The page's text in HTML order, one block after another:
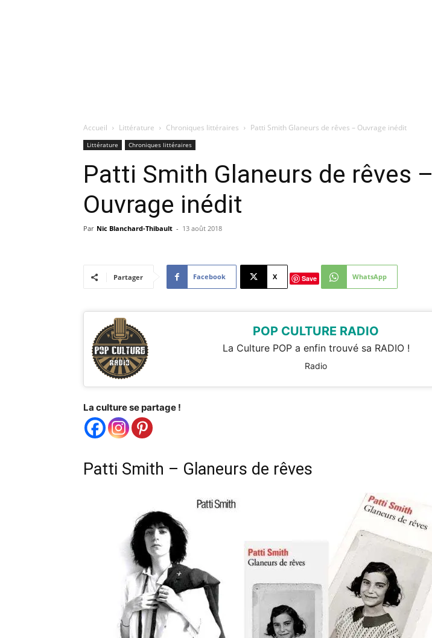
Accueil Littérature Chroniques littéraires Patti Smith Glaneurs de rêves – Ouvrage inédit
Littérature Chroniques littéraires
Patti Smith Glaneurs de rêves –
Ouvrage inédit
Par Nic Blanchard-Thibault - 13 août 2018
Partager Facebook X Save WhatsApp
POP CULTURE RADIO
La Culture POP a enfin trouvé sa RADIO !
Radio
La culture se partage !
Patti Smith – Glaneurs de rêves